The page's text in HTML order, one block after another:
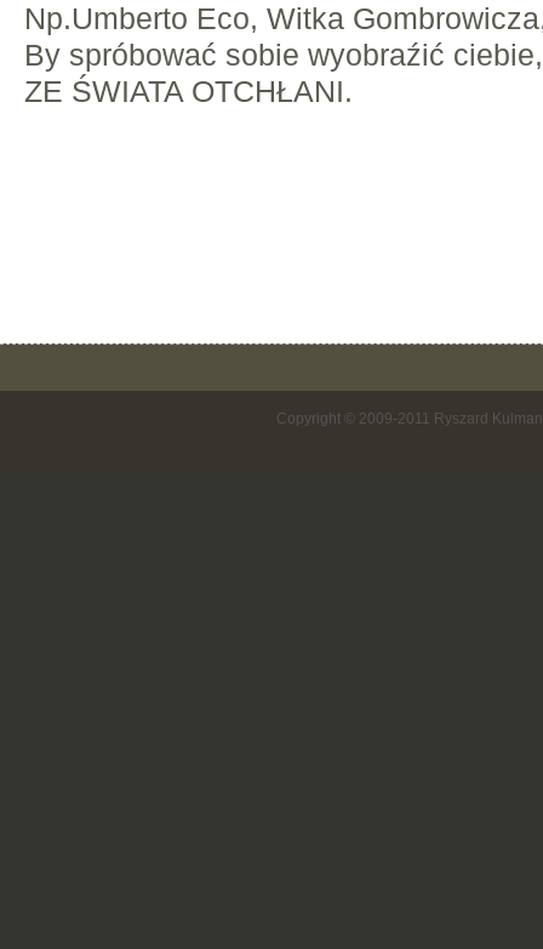
Np.Umberto Eco, Witka
By spróbować sobie wyobraźić ciebie,
ZE ŚWIATA OTCHŁANI.
Copyright © 2009-2011 Ryszard